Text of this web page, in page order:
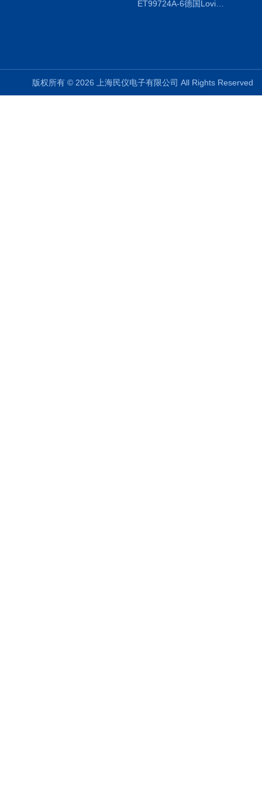
ET99724A-6德国Lovibond ET99724A-6微电脑BOD测定仪
版权所有 © 2026 上海民仪电子有限公司 All Rights